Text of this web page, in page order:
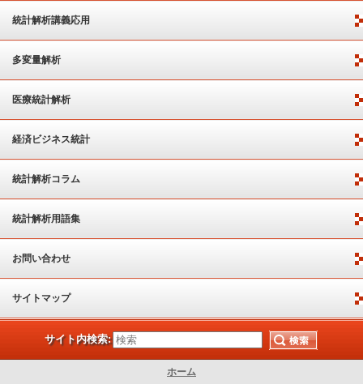
統計解析講義応用
多変量解析
医療統計解析
経済ビジネス統計
統計解析コラム
統計解析用語集
お問い合わせ
サイトマップ
サイト内検索:
ホーム